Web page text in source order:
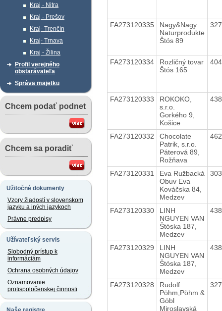
Kraj - Nitra
Kraj - Prešov
Kraj- Trenčín
Kraj- Trnava
Kraj - Žilina
Profil verejného
obstarávateľa
Správa majetku
Chcem podať podnet
Chcem sa poradiť
Užitočné dokumenty
Vzory žiadostí v slovenskom
jazyku a iných jazykoch
Právne predpisy
Užívateľský servis
Slobodný prístup k
informáciám
Ochrana osobných údajov
Oznamovanie
protispoločenskej činnosti
FA273120335
Nagy&Nagy
Naturprodukte
Štós 89
FA273120334
Rozličný tovar
Štós 165
FA273120333
ROKOKO,
s.r.o.
Gorkého 9,
Košice
FA273120332
Chocolate
Patrik, s.r.o.
Páterová 89,
Rožňava
FA273120331
Eva Ružbacká
Obuv Eva
Kováčska 84,
Medzev
FA273120330
LINH
NGUYEN VAN
Štóska 187,
Medzev
FA273120329
LINH
NGUYEN VAN
Štóska 187,
Medzev
FA273120328
Rudolf
Pöhm,Pöhm &
Göbl
Miroslavská